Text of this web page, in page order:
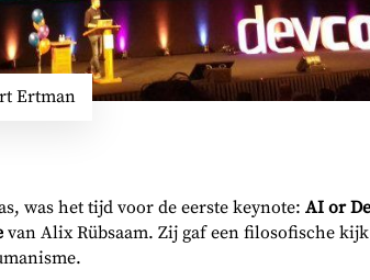
Ertman
was het tijd voor de eerste keynote: AI or
van Alix Rübsaam. Zij gaf een filosofische